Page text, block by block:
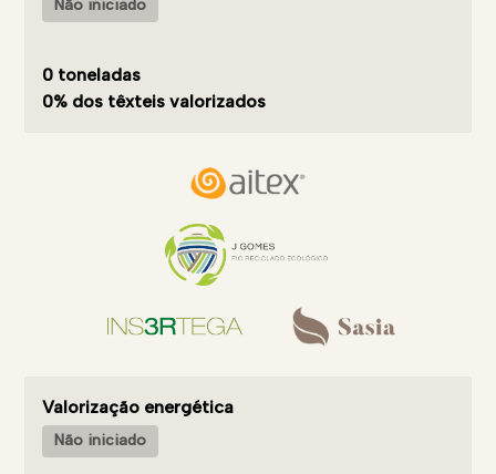
Não iniciado
0 toneladas
0% dos têxteis valorizados
Valorização energética
Não iniciado